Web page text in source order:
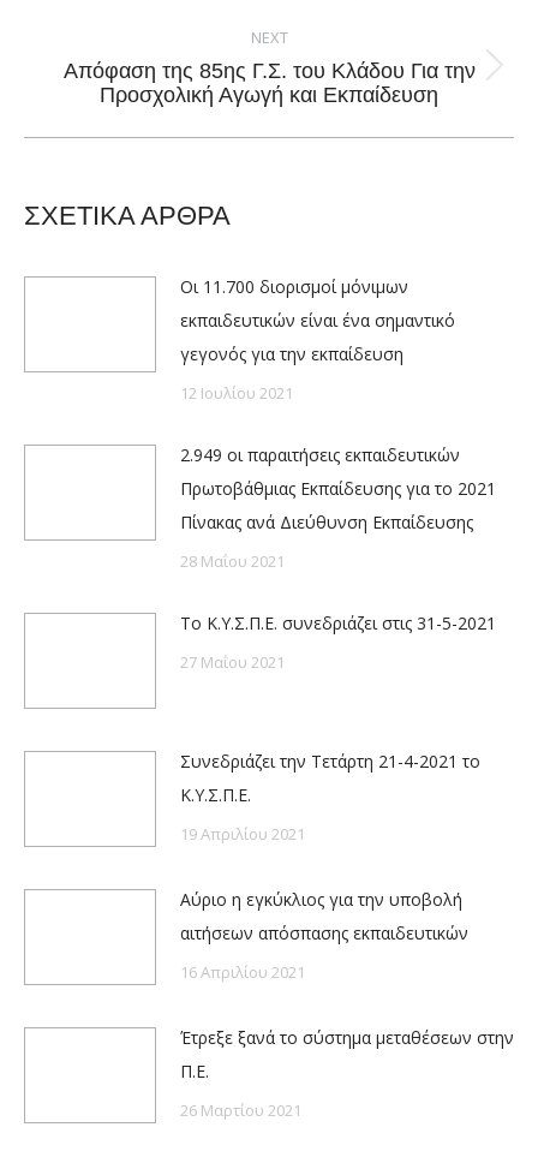
NEXT
Next
post:
Απόφαση της 85ης Γ.Σ. του Κλάδου Για την
Προσχολική Αγωγή και Εκπαίδευση
ΣΧΕΤΙΚΑ ΑΡΘΡΑ
Οι 11.700 διορισμοί μόνιμων
εκπαιδευτικών είναι ένα σημαντικό
γεγονός για την εκπαίδευση
12 Ιουλίου 2021
2.949 οι παραιτήσεις εκπαιδευτικών
Πρωτοβάθμιας Εκπαίδευσης για το 2021
Πίνακας ανά Διεύθυνση Εκπαίδευσης
28 Μαΐου 2021
Το Κ.Υ.Σ.Π.Ε. συνεδριάζει στις 31-5-2021
27 Μαΐου 2021
Συνεδριάζει την Τετάρτη 21-4-2021 το
Κ.Υ.Σ.Π.Ε.
19 Απριλίου 2021
Αύριο η εγκύκλιος για την υποβολή
αιτήσεων απόσπασης εκπαιδευτικών
16 Απριλίου 2021
Έτρεξε ξανά το σύστημα μεταθέσεων στην
Π.Ε.
26 Μαρτίου 2021